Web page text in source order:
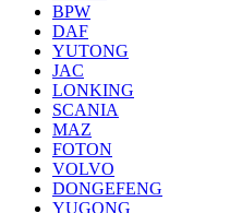
BPW
DAF
YUTONG
JAC
LONKING
SCANIA
MAZ
FOTON
VOLVO
DONGEFENG
YUGONG